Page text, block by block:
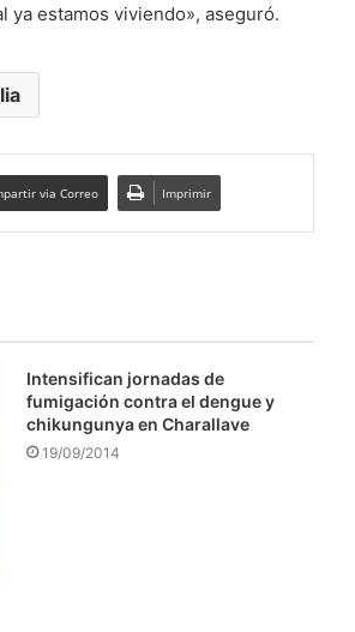
ya estamos viviendo», aseguró.
via Correo Imprimir
Intensifican jornadas de
fumigación contra el dengue y
chikungunya en Charallave
19/09/2014